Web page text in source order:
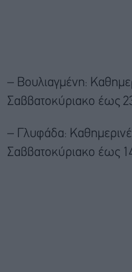
– Βουλιαγμένη:
Σαββατοκύριακο έως
– Γλυφάδα:
Σαββατοκύριακο έως